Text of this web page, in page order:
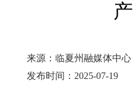
来源：临夏州融媒体中心
发布时间：2025-07-19